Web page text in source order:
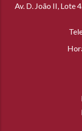
Av. D. João II, Lote